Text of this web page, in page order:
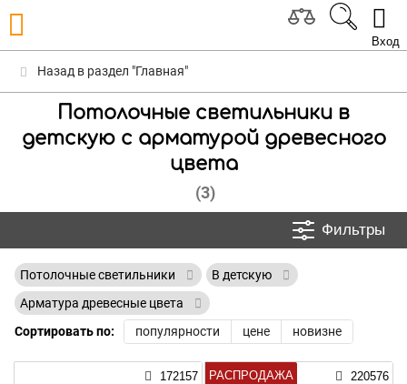
Вход
Назад в раздел "Главная"
Потолочные светильники в
детскую с арматурой древесного
цвета
(3)
Фильтры
Потолочные светильники
В детскую
Арматура древесные цвета
Сортировать по:
популярности цене новизне
172157 РАСПРОДАЖА 220576